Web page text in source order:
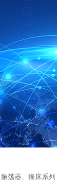
振荡器、摇床系列